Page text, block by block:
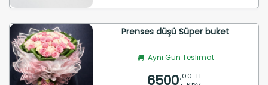
Prenses düşü Süper buket
Aynı Gün Teslimat
6500,00 TL